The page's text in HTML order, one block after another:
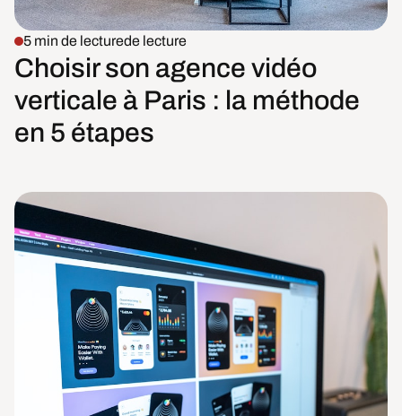
5 min de lecturede lecture
Choisir son agence vidéo
verticale à Paris : la méthode
en 5 étapes